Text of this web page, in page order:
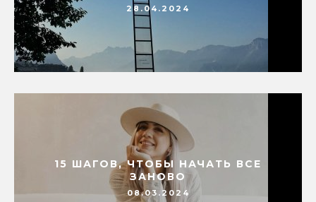
28.04.2024
15 ШАГОВ, ЧТОБЫ НАЧАТЬ ВСЕ
ЗАНОВО
08.03.2024